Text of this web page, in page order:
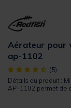
Aérateur pour
ap-1102
[object Object] out
(5)
Détails du produit :
AP-1102 permet de